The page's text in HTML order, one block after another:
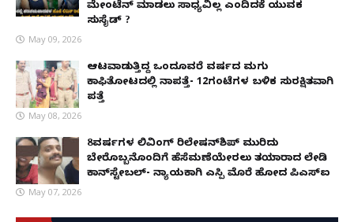
ಮೇಂಟೆನ್ ಮಾಡಲು ಸಾಧ್ಯವಿಲ್ಲ ಎಂದಿದಕ್ಕೆ ಯುವಕ
ಸುಸೈಡ್ ?
May 09, 2026
ಆಟವಾಡುತ್ತಿದ್ದ ಒಂದೂವರೆ ವರ್ಷದ ಮಗು
ಕಾಫಿತೋಟದಲ್ಲಿ ನಾಪತ್ತೆ- 12ಗಂಟೆಗಳ ಬಳಿಕ ಸುರಕ್ಷಿತವಾಗಿ
ಪತ್ತೆ
May 08, 2026
8ವರ್ಷಗಳ ಲಿವಿಂಗ್‌ ರಿಲೇಷನ್‌ಶಿಪ್ ಮುರಿದು
ಬೇರೊಬ್ಬನೊಂದಿಗೆ ಹೆಸೆಮಣೆಯೇರಲು ತಯಾರಾದ ಲೇಡಿ
ಕಾನ್‌ಸ್ಟೇಬಲ್- ನ್ಯಾಯಕ್ಕಾಗಿ ಎಸ್ಪಿ ಮೊರೆ ಹೋದ ಪಿಎಸ್ಐ
May 07, 2026